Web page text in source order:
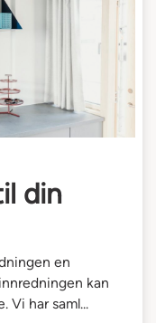
din
en
kan
Vi har saml...